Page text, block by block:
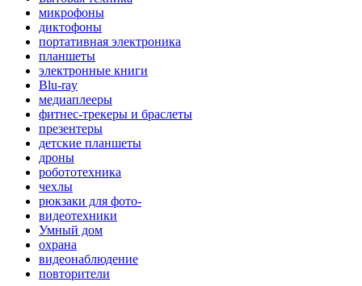
микрофоны
диктофоны
портативная электроника
планшеты
электронные книги
Blu-ray
медиаплееры
фитнес-трекеры и браслеты
презентеры
детские планшеты
дроны
робототехника
чехлы
рюкзаки для фото-
видеотехники
Умный дом
охрана
видеонаблюдение
повторители